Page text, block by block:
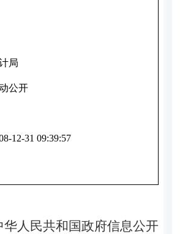
局
公开
12-31 09:39:57
华人民共和国政府信息公开